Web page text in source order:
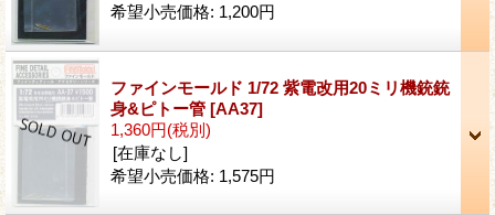
希望小売価格: 1,200円
ファインモールド 1/72 紫電改用20ミリ機銃銃
身&ピトー管 [AA37]
1,360円(税別)
[在庫なし]
希望小売価格: 1,575円